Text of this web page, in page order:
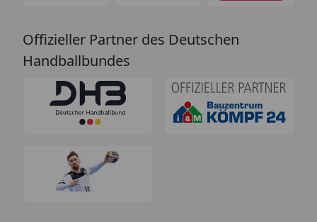
Offizieller Partner des Deutschen
Handballbundes